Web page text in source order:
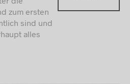
zum ersten
sind und
alles